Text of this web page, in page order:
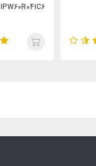
IPW60R041C6